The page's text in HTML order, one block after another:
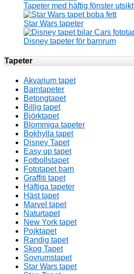
Tapeter med häftig fönster utsikt
Star Wars tapeter
Disney tapeter för barnrum
Tapeter
Akvarium tapet
Barntapeter
Betongtapet
Billig tapet
Björktapet
Blommiga tapeter
Bokhylla tapet
Disney Tapet
Easy up tapet
Fotbollstapet
Fototapet barn
Graffiti tapet
Häftiga tapeter
Häst tapet
Marvel tapet
Naturtapet
New York tapet
Pojktapet
Randig tapet
Skog Tapet
Sovrumstapet
Star Wars tapet